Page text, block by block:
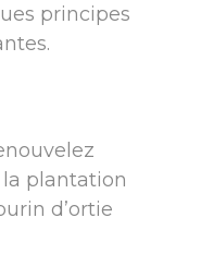
principes
la plantation
d’ortie